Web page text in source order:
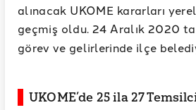
alınacak UKOME kararları
geçmiş oldu. 24 Aralık 2020
görev ve gelirlerinde ilçe
UKOME’de 25 ila 27